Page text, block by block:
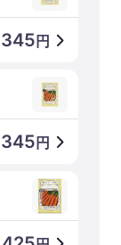
345 円
345 円